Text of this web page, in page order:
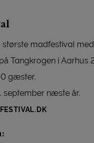
største madfestival
Tangkrogen i Aarhus
gæster.
september næste år.